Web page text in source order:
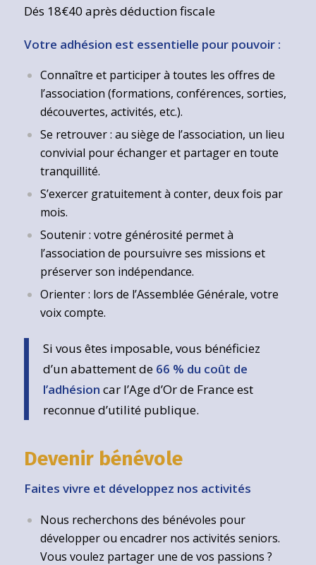
Dés 18€40 après déduction fiscale
Votre adhésion est essentielle pour pouvoir :
Connaître et participer à toutes les offres de
l’association (formations, conférences, sorties,
découvertes, activités, etc.).
Se retrouver : au siège de l’association, un lieu
convivial pour échanger et partager en toute
tranquillité.
S’exercer gratuitement à conter, deux fois par
mois.
Soutenir : votre générosité permet à
l’association de poursuivre ses missions et
préserver son indépendance.
Orienter : lors de l’Assemblée Générale, votre
voix compte.
Si vous êtes imposable, vous bénéficiez
d’un abattement de 66 % du coût de
l’adhésion car l’Age d’Or de France est
reconnue d’utilité publique.
Devenir bénévole
Faites vivre et développez nos activités
Nous recherchons des bénévoles pour
développer ou encadrer nos activités seniors.
Vous voulez partager une de vos passions ?